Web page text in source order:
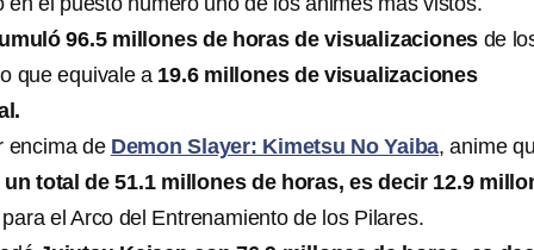
96.5 millones de horas de visualizaciones de
que equivale a 19.6 millones de visualizaciones
encima de Demon Slayer: Kimetsu No Yaiba, anime
total de 51.1 millones de horas, es decir 12.9
para el Arco del Entrenamiento de los Pilares.